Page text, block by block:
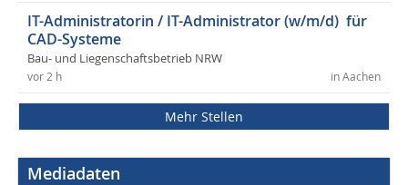
IT-Administratorin / IT-Administrator (w/m/d) für
CAD-Systeme
Bau- und Liegenschaftsbetrieb NRW
in Aachen
vor 2 h
Mehr Stellen
Mediadaten